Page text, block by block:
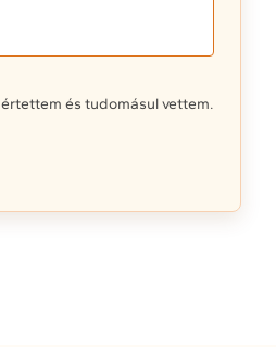
és tudomásul vettem.